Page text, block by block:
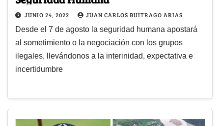
JUNIO 24, 2022 JUAN CARLOS BUITRAGO ARIAS
Desde el 7 de agosto la seguridad humana apostará
al sometimiento o la negociación con los grupos
ilegales, llevándonos a la interinidad, expectativa e
incertidumbre